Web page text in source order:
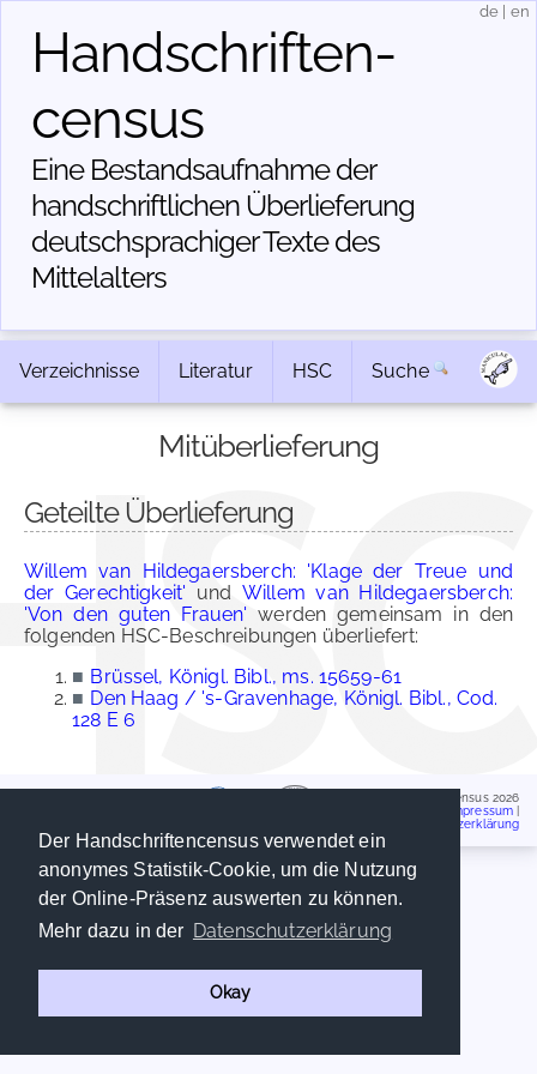
Der Handschriftencensus verwendet ein
anonymes Statistik-Cookie, um die Nutzung
der Online-Präsenz auswerten zu können.
Mehr dazu in der Datenschutzerklärung
Okay
Handschriften­
census
Eine Bestandsaufnahme der
handschriftlichen Über­lieferung
deutschsprachiger Texte des
Mittelalters
de en
Verzeichnisse Literatur HSC Suche
Mitüberlieferung
Geteilte Überlieferung
Willem van Hildegaersberch: 'Klage der Treue und
der Gerechtigkeit' und Willem van Hildegaersberch:
'Von den guten Frauen' werden gemeinsam in den
folgenden HSC-Beschreibungen überliefert:
■ Brüssel, Königl. Bibl., ms. 15659-61
■ Den Haag / 's-Gravenhage, Königl. Bibl., Cod.
128 E 6
Handschriftencensus 2026
Impressum
Datenschutzerklärung